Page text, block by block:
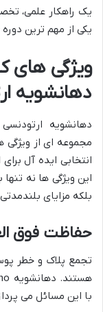
یک راهکار علمی،
یکی از مهم ترین
ویژگی های
دهانشویه
دهانشویه
مجموعه ای از ویژگی
انتخابی ایده آل
این ویژگی ها نه
بلکه مزایای
حفاظت فوق
تجمع پلاک و خطر
با این مسائل می